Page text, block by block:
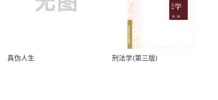
真伪人生 刑法学(第三版)